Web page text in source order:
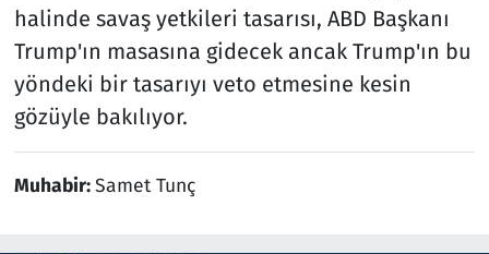
halinde savaş yetkileri tasarısı, ABD Başkanı
Trump'ın masasına gidecek ancak Trump'ın bu
yöndeki bir tasarıyı veto etmesine kesin
gözüyle bakılıyor.
Muhabir:Samet Tunç